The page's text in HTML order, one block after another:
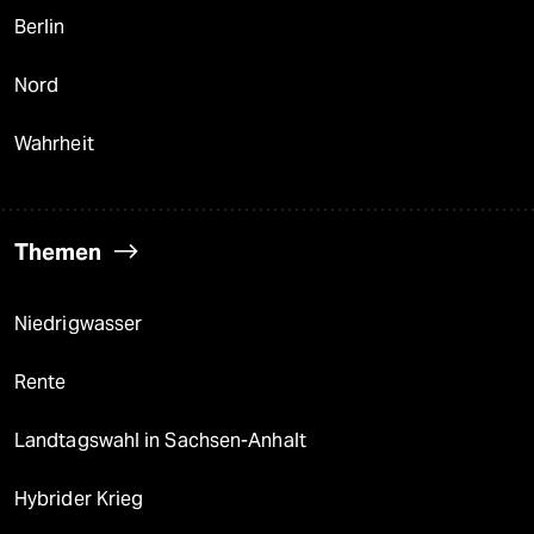
Berlin
Nord
Wahrheit
Themen
Niedrigwasser
Rente
Landtagswahl in Sachsen-Anhalt
Hybrider Krieg